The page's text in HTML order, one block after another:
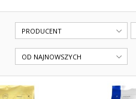
PRODUCENT
OD NAJNOWSZYCH